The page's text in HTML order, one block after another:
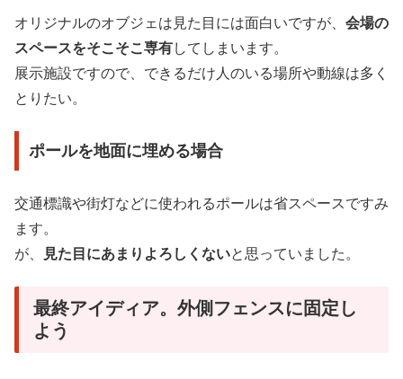
オリジナルのオブジェは見た目には面白いですが、 会場の
スペースをそこそこ専有してしまいます。
展示施設ですので、できるだけ人のいる場所や動線は多く
とりたい。
ポールを地面に埋める場合
交通標識や街灯などに使われるポールは省スペースですみ
ます。
が、
見た目にあまりよろしくないと思っていました。
最終アイディア。外側フェンスに固定し
よう